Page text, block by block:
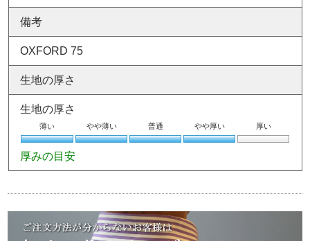
備考
OXFORD 75
生地の厚さ
生地の厚さ
薄い やや薄い 普通 やや厚い 厚い
厚みの目安